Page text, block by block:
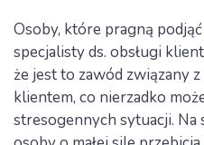
Osoby, które pragną
specjalisty ds. obsługi
że jest to zawód związany
klientem, co nierzadko
stresogennych sytuacji. Na